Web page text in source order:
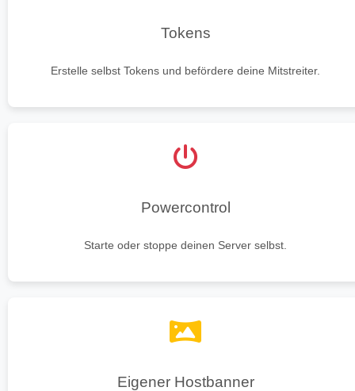
Tokens
Erstelle selbst Tokens und befördere deine Mitstreiter.
Powercontrol
Starte oder stoppe deinen Server selbst.
Eigener Hostbanner